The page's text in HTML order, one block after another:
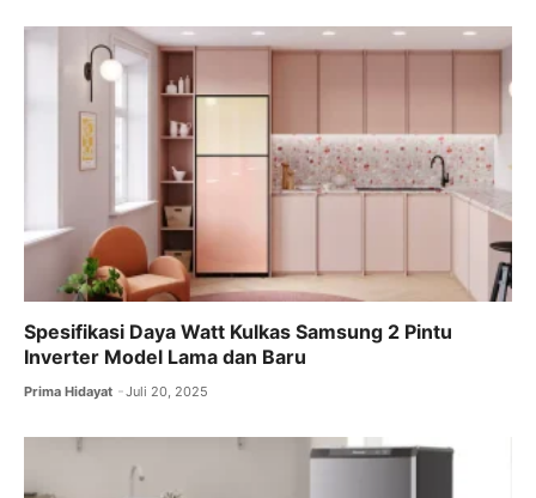
Spesifikasi Daya Watt Kulkas Samsung 2 Pintu
Inverter Model Lama dan Baru
Prima Hidayat Juli 20, 2025